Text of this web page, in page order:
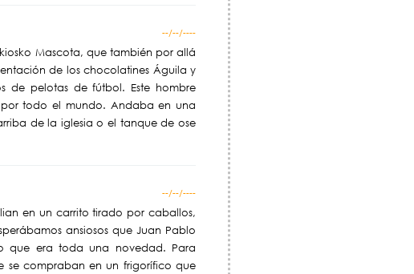
--/--/----
Mascota, que también por allá
de los chocolatines Águila y
de pelotas de fútbol. Este hombre
todo el mundo. Andaba en una
de la iglesia o el tanque de ose
--/--/----
en un carrito tirado por caballos,
ansiosos que Juan Pablo
que era toda una novedad. Para
se compraban en un frigorífico que